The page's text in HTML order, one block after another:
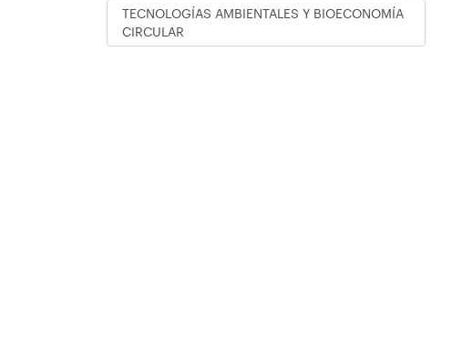
TECNOLOGÍAS AMBIENTALES Y BIOECONOMÍA
CIRCULAR